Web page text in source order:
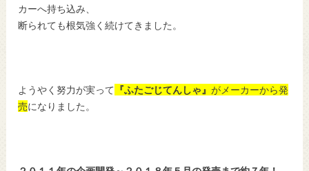
カーへ持ち込み、
断られても根気強く続けてきました。
ようやく努力が実って 『ふたごじてんしゃ』がメーカーから発
売になりました。